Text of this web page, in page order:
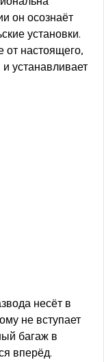
он осознаёт
установки.
от настоящего,
устанавливает
несёт в
не вступает
багаж в
вперёд.